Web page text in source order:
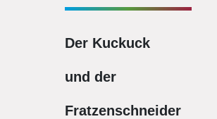
Der Kuckuck
und der
Fratzenschneider